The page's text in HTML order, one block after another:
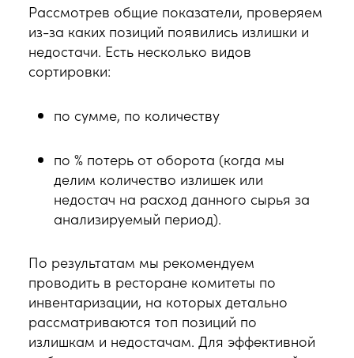
Рассмотрев общие показатели, проверяем
из-за каких позиций появились излишки и
недостачи. Есть несколько видов
сортировки:
по сумме, по количеству
по % потерь от оборота (когда мы
делим количество излишек или
недостач на расход данного сырья за
анализируемый период).
По результатам мы рекомендуем
проводить в ресторане комитеты по
инвентаризации, на которых детально
рассматриваются топ позиций по
излишкам и недостачам. Для эффективной